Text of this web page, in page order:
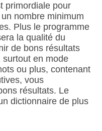
primordiale pour
nombre minimum
Plus le programme
la qualité du
de bons résultats
surtout en mode
ou plus, contenant
vous
résultats. Le
dictionnaire de plus